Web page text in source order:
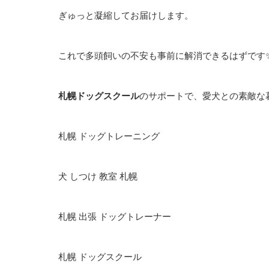
ぎゅっと凝縮してお届けします。
これで多頭飼いの不安も事前に解消できるはずです
札幌ドッグスクールのサポートで、愛犬との素敵な
札幌 ドッグトレーニング
犬 しつけ 教室 札幌
札幌 出張 ドッグトレーナー
札幌 ドッグスクール